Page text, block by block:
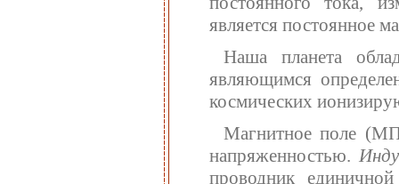
является постоянное
Наша планета
являющимся
космических
Магнитное поле
напряженностью.
проводник